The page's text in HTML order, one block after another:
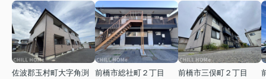
佐波郡玉村町大字角渕
前橋市総社町２丁目
前橋市三俣町２丁目